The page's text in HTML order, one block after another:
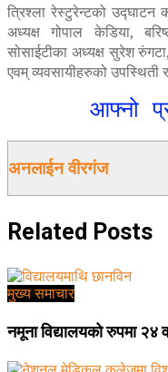
त्रिश्ला रेस्टुरेन्टको उद्घाटन
अध्यक्ष गोपाल केडिया,
सोसाईटीका अध्यक्ष सुरेश
एवम् व्यवसायीहरुको उपस्थिती
आफ्नो
अनलाईन वीरगंज
Related Posts
मुख्य समाचार
नमूना विद्यालयको रुपमा २४